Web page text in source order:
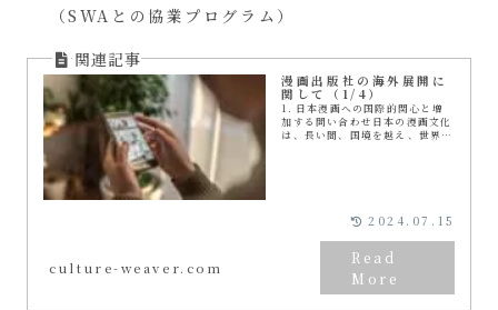
（SWAとの協業プログラム）
漫画出版社の海外展開に
関して（1/4）
1. 日本漫画への国際的関心と増
加する問い合わせ日本の漫画文化
は、長い間、国境を越え、世界中
culture-weaver.com
2024.07.15